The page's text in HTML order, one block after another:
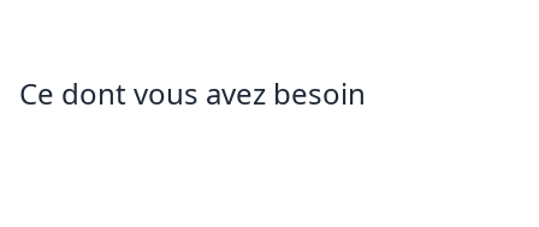
Ce dont vous avez besoin